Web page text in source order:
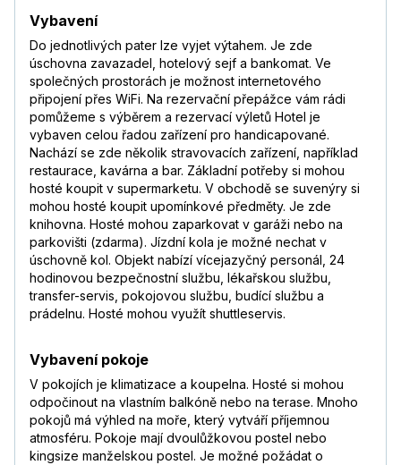
Vybavení
Do jednotlivých pater lze vyjet výtahem. Je zde
úschovna zavazadel, hotelový sejf a bankomat. Ve
společných prostorách je možnost internetového
připojení přes WiFi. Na rezervační přepážce vám rádi
pomůžeme s výběrem a rezervací výletů Hotel je
vybaven celou řadou zařízení pro handicapované.
Nachází se zde několik stravovacích zařízení, například
restaurace, kavárna a bar. Základní potřeby si mohou
hosté koupit v supermarketu. V obchodě se suvenýry si
mohou hosté koupit upomínkové předměty. Je zde
knihovna. Hosté mohou zaparkovat v garáži nebo na
parkovišti (zdarma). Jízdní kola je možné nechat v
úschovně kol. Objekt nabízí vícejazyčný personál, 24
hodinovou bezpečnostní službu, lékařskou službu,
transfer-servis, pokojovou službu, budící službu a
prádelnu. Hosté mohou využít shuttleservis.
Vybavení pokoje
V pokojích je klimatizace a koupelna. Hosté si mohou
odpočinout na vlastním balkóně nebo na terase. Mnoho
pokojů má výhled na moře, který vytváří příjemnou
atmosféru. Pokoje mají dvoulůžkovou postel nebo
kingsize manželskou postel. Je možné požádat o